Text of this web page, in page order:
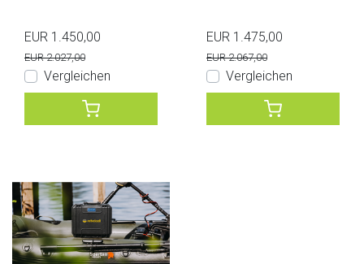
EUR 1.450,00
EUR 2.027,00
Vergleichen
EUR 1.475,00
EUR 2.067,00
Vergleichen